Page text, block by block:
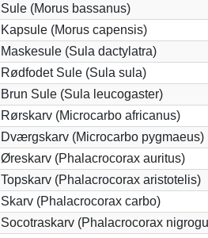
Sule (Morus bassanus)
Kapsule (Morus capensis)
Maskesule (Sula dactylatra)
Rødfodet Sule (Sula sula)
Brun Sule (Sula leucogaster)
Rørskarv (Microcarbo africanus)
Dværgskarv (Microcarbo pygmaeus)
Øreskarv (Phalacrocorax auritus)
Topskarv (Phalacrocorax aristotelis)
Skarv (Phalacrocorax carbo)
Socotraskarv (Phalacrocorax